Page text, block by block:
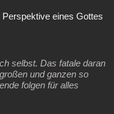
eines Gottes
selbst. Das fatale daran
und ganzen so
folgen für alles